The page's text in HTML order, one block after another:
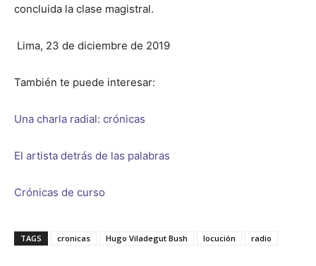
concluida la clase magistral.
Lima, 23 de diciembre de 2019
También te puede interesar:
Una charla radial: crónicas
El artista detrás de las palabras
Crónicas de curso
TAGS cronicas Hugo Viladegut Bush locución radio